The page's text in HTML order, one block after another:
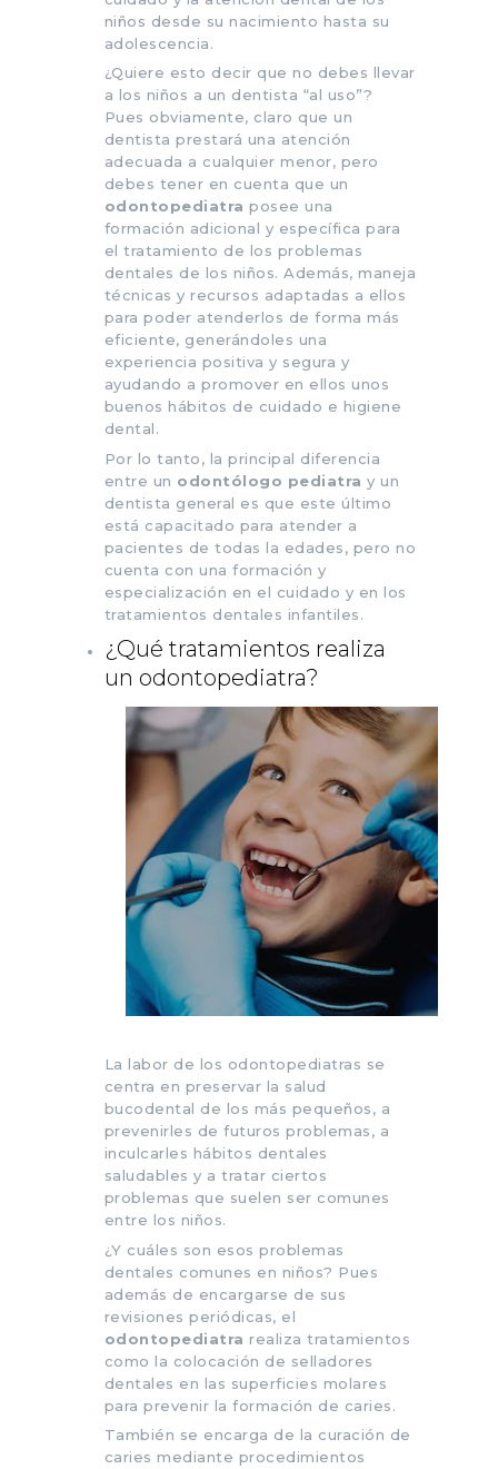
niños desde su nacimiento hasta su
adolescencia.
¿Quiere esto decir que no debes llevar
a los niños a un dentista “al uso”?
Pues obviamente, claro que un
dentista prestará una atención
adecuada a cualquier menor, pero
debes tener en cuenta que un
odontopediatra posee una
formación adicional y específica para
el tratamiento de los problemas
dentales de los niños. Además, maneja
técnicas y recursos adaptadas a ellos
para poder atenderlos de forma más
eficiente, generándoles una
experiencia positiva y segura y
ayudando a promover en ellos unos
buenos hábitos de cuidado e higiene
dental.
Por lo tanto, la principal diferencia
entre un odontólogo pediatra y un
dentista general es que este último
está capacitado para atender a
pacientes de todas la edades, pero no
cuenta con una formación y
especialización en el cuidado y en los
tratamientos dentales infantiles.
¿Qué tratamientos realiza
un odontopediatra?
La labor de los odontopediatras se
centra en preservar la salud
bucodental de los más pequeños, a
prevenirles de futuros problemas, a
inculcarles hábitos dentales
saludables y a tratar ciertos
problemas que suelen ser comunes
entre los niños.
¿Y cuáles son esos problemas
dentales comunes en niños? Pues
además de encargarse de sus
revisiones periódicas, el
odontopediatra realiza tratamientos
como la colocación de selladores
dentales en las superficies molares
para prevenir la formación de caries.
También se encarga de la curación de
caries mediante procedimientos